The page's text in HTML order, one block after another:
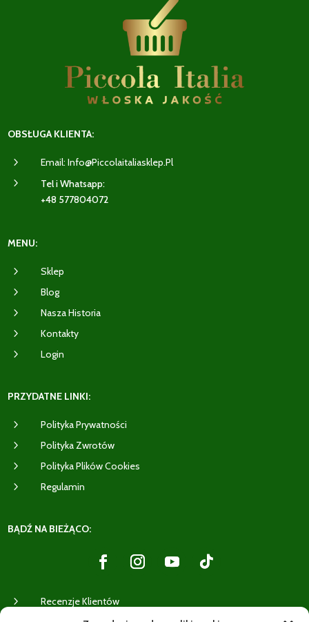
OBSŁUGA KLIENTA:
5 Email: Info@piccolaitaliasklep.pl
5
Tel i Whatsapp:
+48 577804072
MENU:
5 Sklep
5 Blog
5 Nasza Historia
5 Kontakty
5 Login
PRZYDATNE LINKI:
5 Polityka Prywatności
5 Polityka Zwrotów
5 Polityka Plików Cookies
5 Regulamin
BĄDŹ NA BIEŻĄCO:
5 Recenzje Klientów